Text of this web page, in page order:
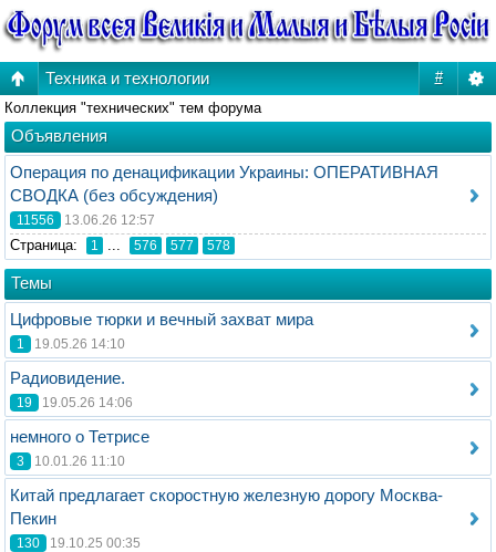
#
Техника и технологии
Коллекция "технических" тем форума
Объявления
Операция по денацификации Украины: ОПЕРАТИВНАЯ
СВОДКА (без обсуждения)
11556 13.06.26 12:57
Стрaница: 1 576 577 578
Темы
Цифровые тюрки и вечный захват мира
1 19.05.26 14:10
Радиовидение.
19 19.05.26 14:06
немного о Тетрисе
3 10.01.26 11:10
Китай предлагает скоростную железную дорогу Москва-
Пекин
130 19.10.25 00:35